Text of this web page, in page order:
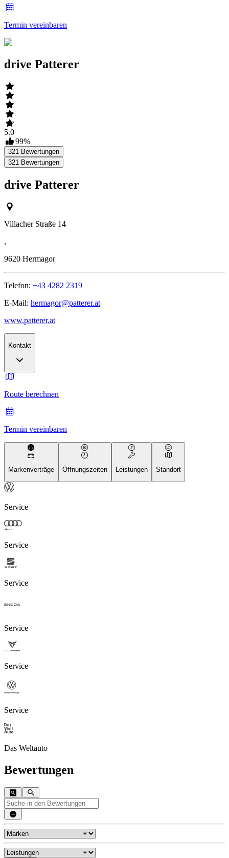
Termin vereinbaren
drive Patterer
5.0
99%
321 Bewertungen
321 Bewertungen
drive Patterer
Villacher Straße 14
,
9620 Hermagor
Telefon: +43 4282 2319
E-Mail: hermagor@patterer.at
www.patterer.at
Kontakt
Route berechnen
Termin vereinbaren
Markenverträge Öffnungszeiten Leistungen Standort
Service
Service
Service
Service
Service
Service
Das Weltauto
Bewertungen